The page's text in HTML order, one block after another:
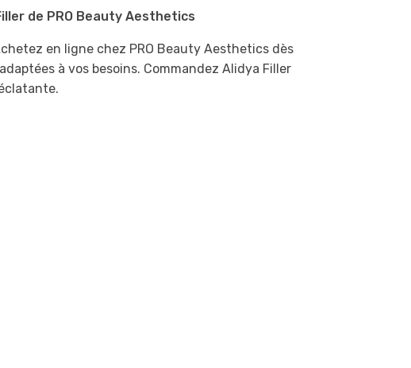
de PRO Beauty Aesthetics
en ligne chez PRO Beauty Aesthetics dès
à vos besoins. Commandez Alidya Filler